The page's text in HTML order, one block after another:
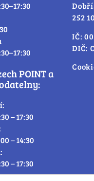
POINT a
– 17:30
– 14:30
– 17:30
252
IČ:
DIČ: